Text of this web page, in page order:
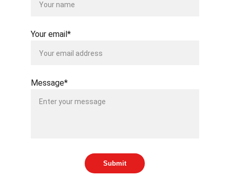
Your email*
Message*
Submit